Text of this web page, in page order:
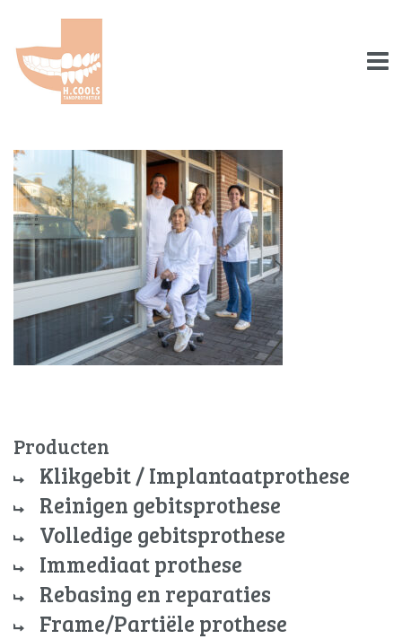
Producten
Klikgebit / Implantaatprothese
Reinigen gebitsprothese
Volledige gebitsprothese
Immediaat prothese
Rebasing en reparaties
Frame/Partiële prothese